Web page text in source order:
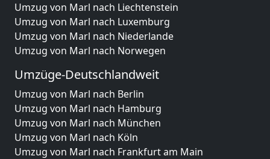
Umzug von Marl nach Liechtenstein
Umzug von Marl nach Luxemburg
Umzug von Marl nach Niederlande
Umzug von Marl nach Norwegen
Umzüge-Deutschlandweit
Umzug von Marl nach Berlin
Umzug von Marl nach Hamburg
Umzug von Marl nach München
Umzug von Marl nach Köln
Umzug von Marl nach Frankfurt am Main